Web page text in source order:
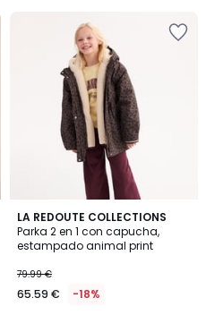
LA REDOUTE COLLECTIONS
Parka 2 en 1 con capucha,
estampado animal print
79.99 €
65.59 € -18%